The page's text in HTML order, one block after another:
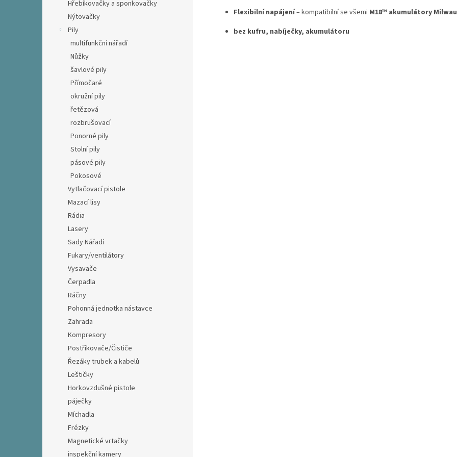
Hřebíkovačky a sponkovačky
Nýtovačky
Pily
multifunkční nářadí
Nůžky
šavlové pily
Přímočaré
okružní pily
řetězová
rozbrušovací
Ponorné pily
Stolní pily
pásové pily
Pokosové
Vytlačovací pistole
Mazací lisy
Rádia
Lasery
Sady Nářadí
Fukary/ventilátory
Vysavače
Čerpadla
Ráčny
Pohonná jednotka nástavce
Zahrada
Kompresory
Postřikovače/Čističe
Řezáky trubek a kabelů
Leštičky
Horkovzdušné pistole
páječky
Míchadla
Frézky
Magnetické vrtačky
inspekční kamery
Flexibilní napájení– kompatibilní se všemi M18™ akumulátory
bez kufru, nabíječky, akumulátoru